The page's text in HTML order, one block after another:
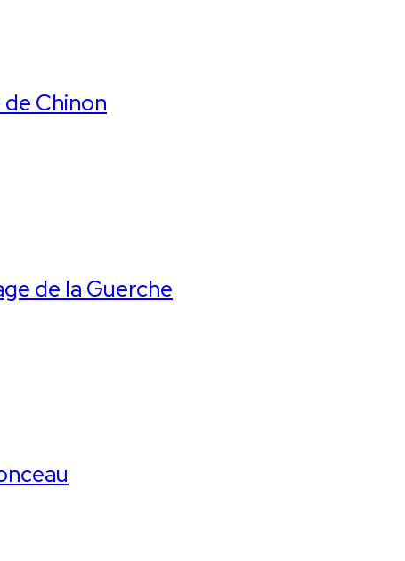
Chinon
de la Guerche